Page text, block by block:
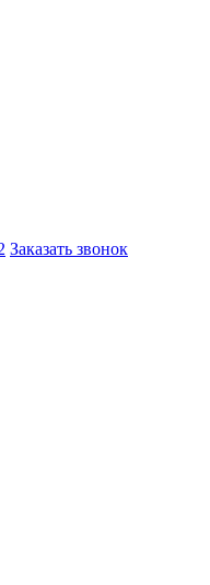
Заказать звонок